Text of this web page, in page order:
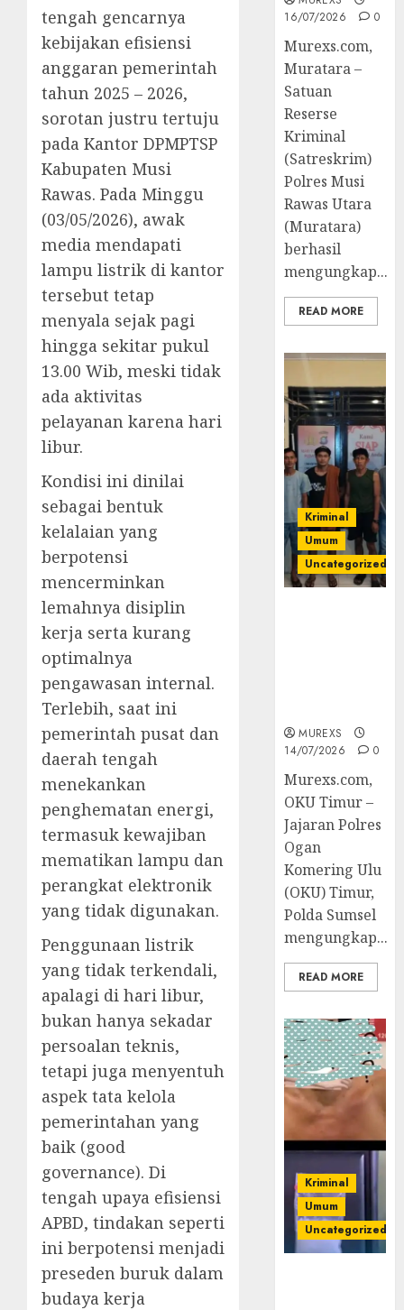
tengah gencarnya
kebijakan efisiensi
anggaran pemerintah
tahun 2025 – 2026,
sorotan justru tertuju
pada Kantor DPMPTSP
Kabupaten Musi
Rawas. Pada Minggu
(03/05/2026), awak
media mendapati
lampu listrik di kantor
tersebut tetap
menyala sejak pagi
hingga sekitar pukul
13.00 Wib, meski tidak
ada aktivitas
pelayanan karena hari
libur.
Kondisi ini dinilai
sebagai bentuk
kelalaian yang
berpotensi
mencerminkan
lemahnya disiplin
kerja serta kurang
optimalnya
pengawasan internal.
Terlebih, saat ini
pemerintah pusat dan
daerah tengah
menekankan
penghematan energi,
termasuk kewajiban
mematikan lampu dan
perangkat elektronik
yang tidak digunakan.
Penggunaan listrik
yang tidak terkendali,
apalagi di hari libur,
bukan hanya sekadar
persoalan teknis,
tetapi juga menyentuh
aspek tata kelola
pemerintahan yang
baik (good
governance). Di
tengah upaya efisiensi
APBD, tindakan seperti
ini berpotensi menjadi
preseden buruk dalam
budaya kerja
16/07/2026
0
Murexs.com,
Muratara –
Satuan
Reserse
Kriminal
(Satreskrim)
Polres Musi
Rawas Utara
(Muratara)
berhasil
mengungkap...
READ MORE
Kriminal
Umum
Uncategorized
MUREXS
14/07/2026
0
Murexs.com,
OKU Timur –
Jajaran Polres
Ogan
Komering Ulu
(OKU) Timur,
Polda Sumsel
mengungkap...
READ MORE
Kriminal
Umum
Uncategorized